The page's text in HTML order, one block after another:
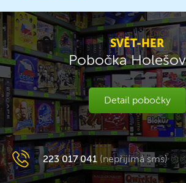
SVĚT-HER
Pobočka
Detail pobočky
223 017 041 (nepřijímá sms)